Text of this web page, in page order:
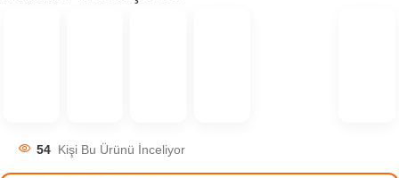
54 Kişi Bu Ürünü İnceliyor